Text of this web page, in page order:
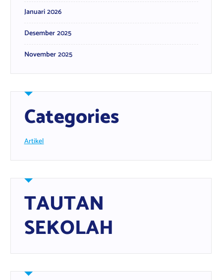
Januari 2026
Desember 2025
November 2025
Categories
Artikel
TAUTAN
SEKOLAH